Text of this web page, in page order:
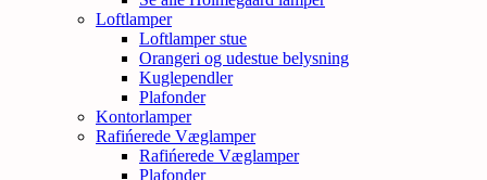
Loftlamper
Loftlamper stue
Orangeri og udestue belysning
Kuglependler
Plafonder
Kontorlamper
Rafińerede Væglamper
Rafińerede Væglamper
Plafonder